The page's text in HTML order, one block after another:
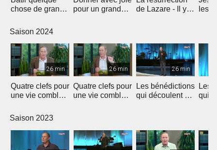
chose de grand -
don
pour un grand
de Lazare - Il y a
les
Saison 2024
26 min
Quatre clefs pour
une vie comblée
26 min
Quatre clefs pour
une vie comblée
26 min
Les bénédictions
qui découlent de
Les
qui
Saison 2023